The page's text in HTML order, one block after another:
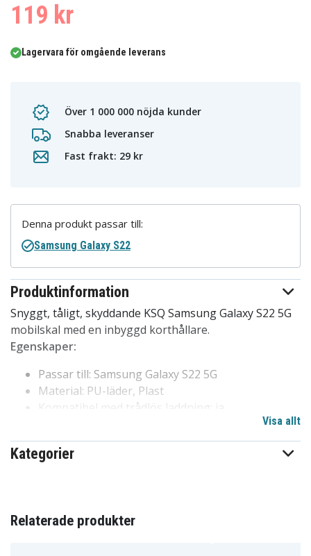
119 kr
Lagervara för omgående leverans
Över 1 000 000 nöjda kunder
Snabba leveranser
Fast frakt: 29 kr
Produktinformation
Snyggt, tåligt, skyddande KSQ Samsung Galaxy S22 5G
mobilskal med en inbyggd korthållare.
Egenskaper:
Passar till: Samsung Galaxy S22 5G
Material: PU-läder, Plast
Kompatibel med trådlös laddning: ja
Färg: Svart
Visa allt
Kategorier
Denna produkt passar till:
Samsung Galaxy S22
Relaterade produkter